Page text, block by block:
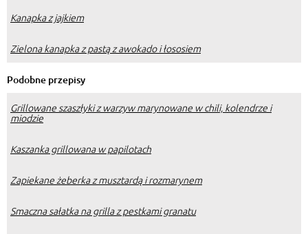
Kanapka z jajkiem
Zielona kanapka z pastą z awokado i łososiem
Podobne przepisy
Grillowane szaszłyki z warzyw marynowane w chili, kolendrze i
miodzie
Kaszanka grillowana w papilotach
Zapiekane żeberka z musztardą i rozmarynem
Smaczna sałatka na grilla z pestkami granatu